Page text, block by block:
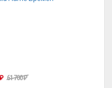
₽ 61 700₽